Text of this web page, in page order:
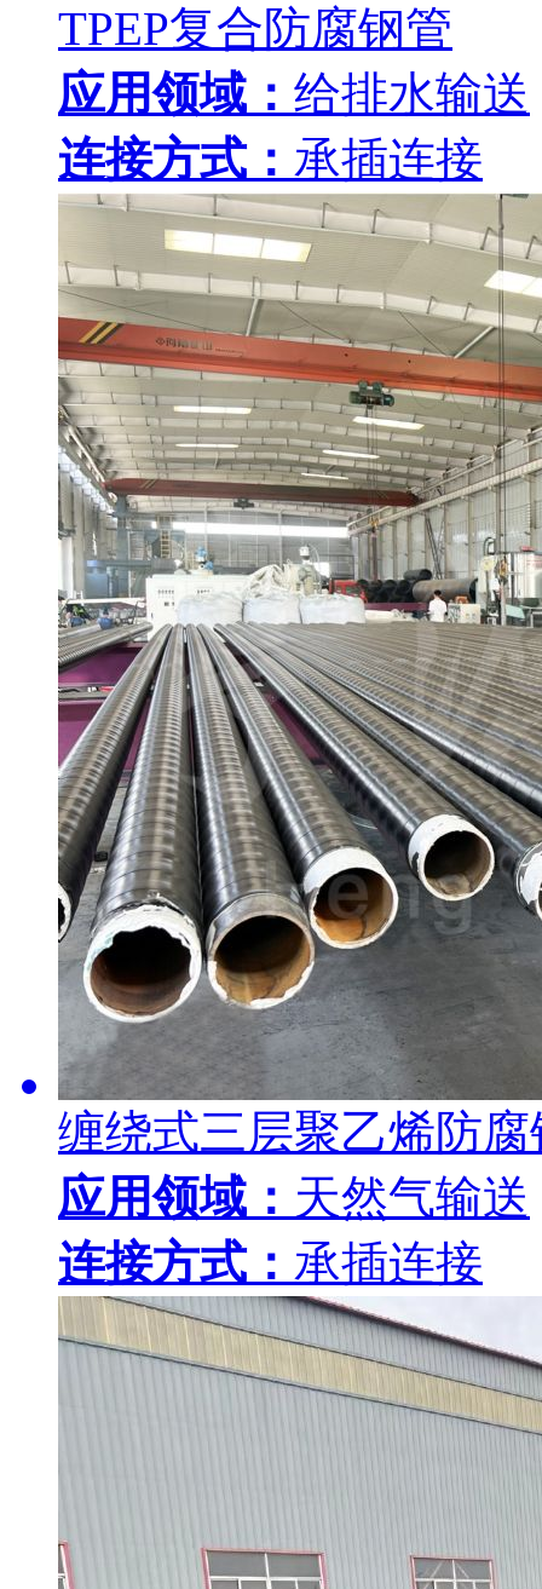
TPEP复合防腐钢管
应用领域： 给排水输送
连接方式： 承插连接
缠绕式三层聚乙烯防腐
应用领域： 天然气输送
连接方式： 承插连接